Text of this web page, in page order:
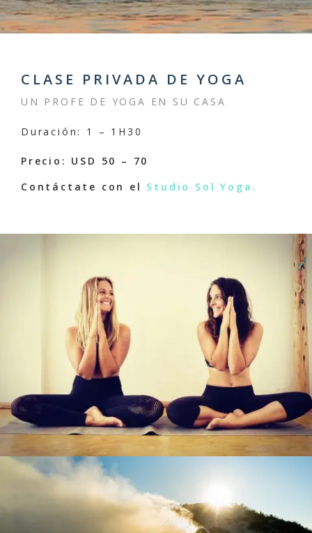
CLASE PRIVADA DE YOGA
UN PROFE DE YOGA EN SU CASA
Duración: 1 – 1H30
Precio: USD 50 – 70
Contáctate con el Studio Sol Yoga.